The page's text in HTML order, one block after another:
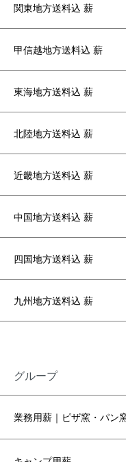
関東地方送料込 薪
甲信越地方送料込 薪
東海地方送料込 薪
北陸地方送料込 薪
近畿地方送料込 薪
中国地方送料込 薪
四国地方送料込 薪
九州地方送料込 薪
グループ
業務用薪｜ピザ窯・パン